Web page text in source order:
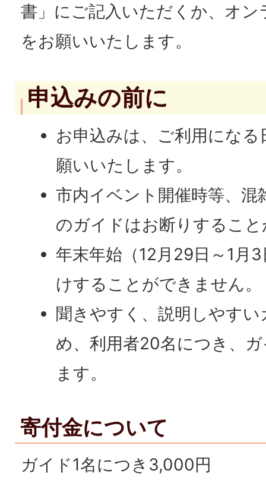
書」にご記入いただくか、オ
をお願いいたします。
申込みの前に
お申込みは、ご利用にな
願いいたします。
市内イベント開催時等、混
のガイドはお断りするこ
年末年始（12月29日～1月
けすることができません。
聞きやすく、説明しやす
め、利用者20名につき、
ます。
寄付金について
ガイド1名につき3,000円